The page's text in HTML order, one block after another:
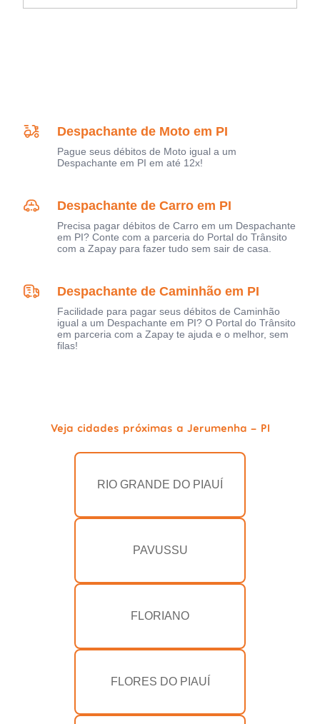
Despachante de Moto em PI
Pague seus débitos de Moto igual a um
Despachante em PI em até 12x!
Despachante de Carro em PI
Precisa pagar débitos de Carro em um Despachante
em PI? Conte com a parceria do Portal do Trânsito
com a Zapay para fazer tudo sem sair de casa.
Despachante de Caminhão em PI
Facilidade para pagar seus débitos de Caminhão
igual a um Despachante em PI? O Portal do Trânsito
em parceria com a Zapay te ajuda e o melhor, sem
filas!
Veja cidades próximas a Jerumenha - PI
RIO GRANDE DO PIAUÍ
PAVUSSU
FLORIANO
FLORES DO PIAUÍ